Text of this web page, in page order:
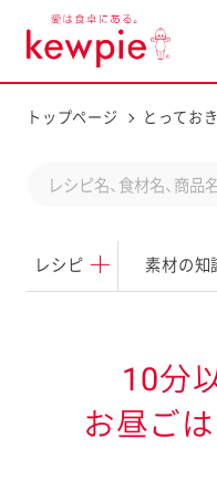
トップページ とってお
レシピ 素材の知
d
10分
お昼ご